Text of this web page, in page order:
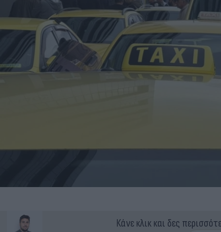
Κάνε κλικ και δες